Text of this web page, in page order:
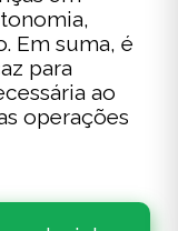
Em suma, é
para
ao
operações